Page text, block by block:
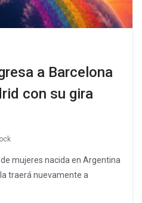
a Barcelona
con su gira
mujeres nacida en Argentina
traerá nuevamente a